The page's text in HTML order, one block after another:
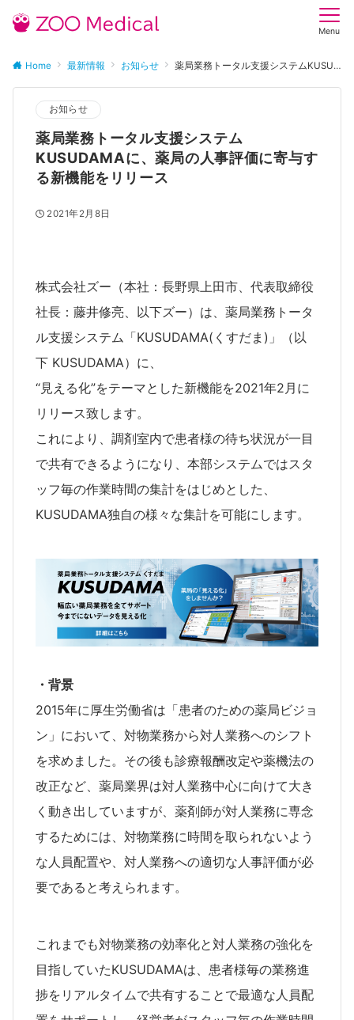
Menu
Home 最新情報 お知らせ 薬局業務トータル支援システムKUSUDAMAに、薬局の人事評価に寄与する新機能をリリース
お知らせ
薬局業務トータル支援システム
KUSUDAMAに、薬局の人事評価に寄与す
る新機能をリリース
2021年2月8日
株式会社ズー（本社：長野県上田市、代表取締役
社長：藤井修亮、以下ズー）は、薬局業務トータ
ル支援システム「KUSUDAMA(くすだま)」（以
下 KUSUDAMA）に、
“見える化”をテーマとした新機能を2021年2月に
リリース致します。
これにより、調剤室内で患者様の待ち状況が一目
で共有できるようになり、本部システムではスタ
ッフ毎の作業時間の集計をはじめとした、
KUSUDAMA独自の様々な集計を可能にします。
・背景
2015年に厚生労働省は「患者のための薬局ビジョ
ン」において、対物業務から対人業務へのシフト
を求めました。その後も診療報酬改定や薬機法の
改正など、薬局業界は対人業務中心に向けて大き
く動き出していますが、薬剤師が対人業務に専念
するためには、対物業務に時間を取られないよう
な人員配置や、対人業務への適切な人事評価が必
要であると考えられます。
これまでも対物業務の効率化と対人業務の強化を
目指していたKUSUDAMAは、患者様毎の業務進
捗をリアルタイムで共有することで最適な人員配